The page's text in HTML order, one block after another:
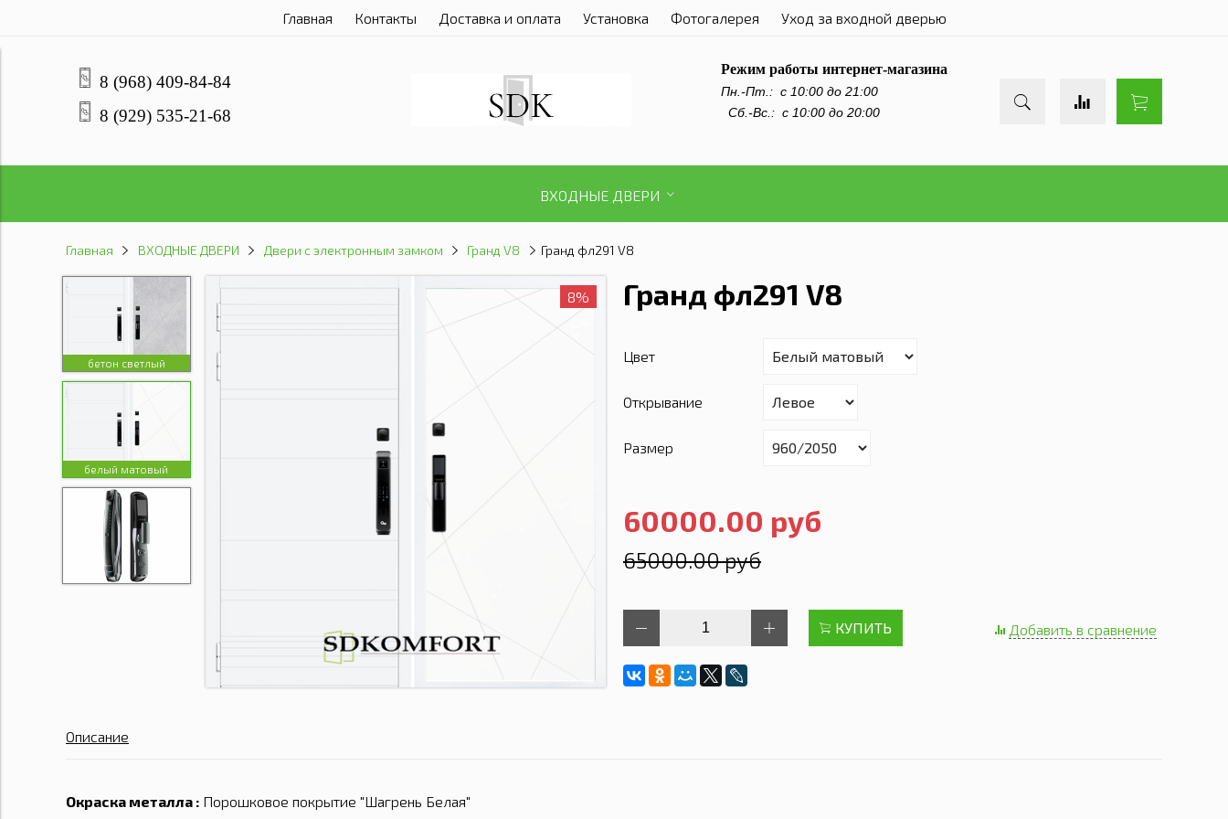
Главная Контакты Доставка и оплата Установка Фотогалерея Уход за входной дверью
8 (968) 409-84-84
8 (929) 535-21-68
Режим работы интернет-магазина
Пн.-Пт.: с 10:00 до 21:00
Сб.-Вс.: с 10:00 до 20:00
ВХОДНЫЕ ДВЕРИ
Главная ВХОДНЫЕ ДВЕРИ Двери с электронным замком Гранд V8 Гранд фл291 V8
бетон светлый
белый матовый
8% Гранд фл291 V8
Цвет
Открывание
Размер
60000.00 руб
65000.00 руб
КУПИТЬ Добавить в сравнение
Описание
Окраска металла : Порошковое покрытие "Шагрень Белая"